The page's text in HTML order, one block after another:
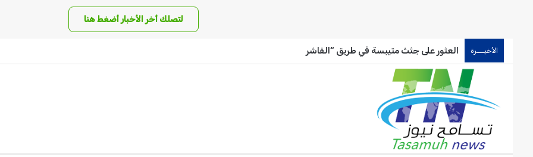
لتصلك أخر الأخبار أضغط هنا
الأخيـــرة العثور على جثث متيبسة في طريق “الفاشر